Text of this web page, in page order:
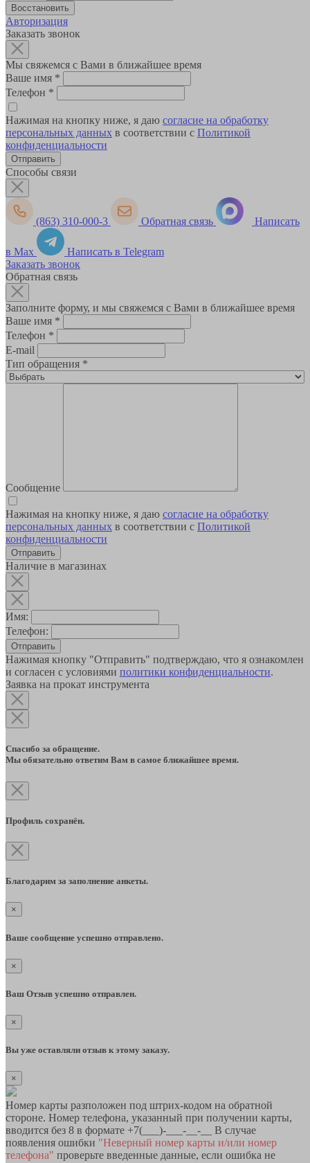
Авторизация
Заказать звонок
Мы свяжемся с Вами в ближайшее время
Ваше имя *
Телефон *
Нажимая на кнопку ниже, я даю согласие на обработку
персональных данных в соответствии с Политикой
конфиденциальности
Способы связи
(863) 310-000-3 Обратная связь Написать
в Max
Написать в Telegram
Заказать звонок
Обратная связь
Заполните форму, и мы свяжемся с Вами в ближайшее время
Ваше имя *
Телефон *
E-mail
Тип обращения *
Сообщение
Нажимая на кнопку ниже, я даю согласие на обработку
персональных данных в соответствии с Политикой
конфиденциальности
Наличие в магазинах
Имя:
Телефон:
Отправить
Нажимая кнопку "Отправить" подтверждаю, что я ознакомлен
и согласен с условиями политики конфиденциальности.
Заявка на прокат инструмента
Спасибо за обращение.
Мы обязательно ответим Вам в самое ближайшее время.
Профиль сохранён.
Благодарим за заполнение анкеты.
×
Ваше сообщение успешно отправлено.
×
Ваш Отзыв успешно отправлен.
×
Вы уже оставляли отзыв к этому заказу.
×
Номер карты разположен под штрих-кодом на обратной
стороне. Номер телефона, указанный при получении карты,
вводится без 8 в формате +7(___)-___-__-__ В случае
появления ошибки "Неверный номер карты и/или номер
телефона" проверьте введенные данные, если ошибка не